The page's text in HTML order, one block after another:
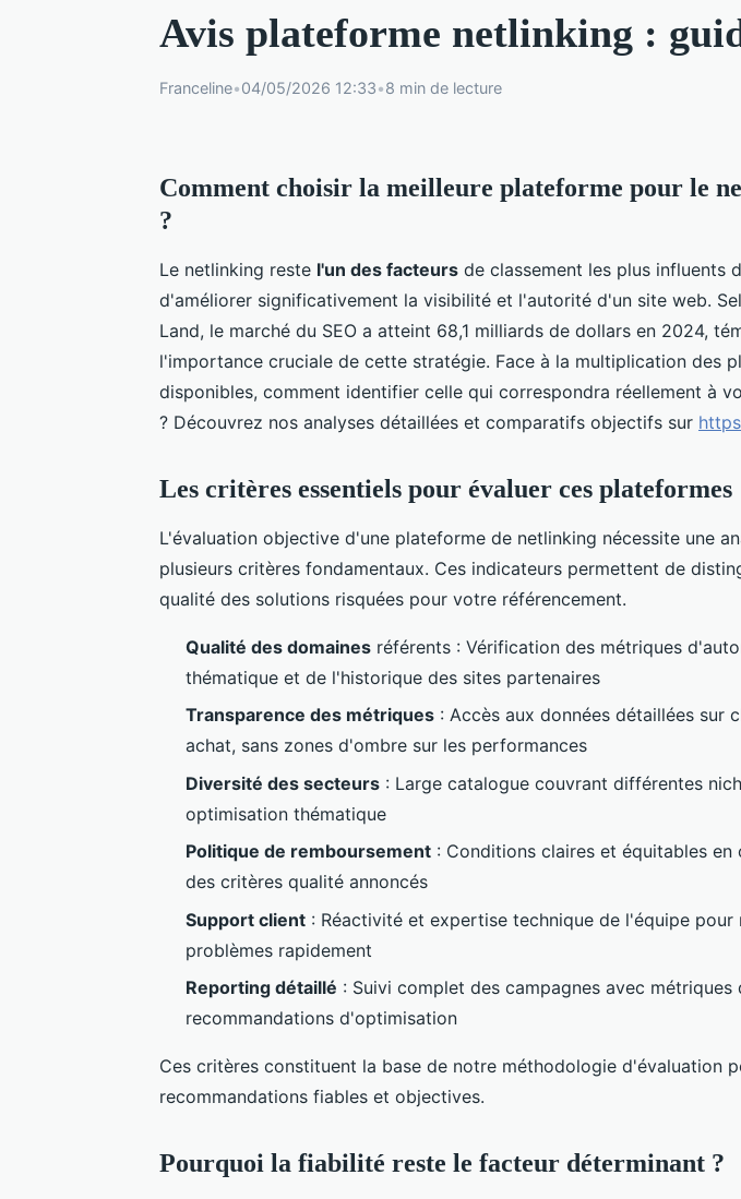
Avis plateforme netlinking :
Franceline•04/05/2026 12:33•8 min de lecture
Comment choisir la meilleure plateforme pour le
?
Le netlinking reste l'un des facteurs de classement les plus influents
d'améliorer significativement la visibilité et l'autorité d'un site web.
Land, le marché du SEO a atteint 68,1 milliards de dollars en 2024,
l'importance cruciale de cette stratégie. Face à la multiplication des
disponibles, comment identifier celle qui correspondra réellement à
? Découvrez nos analyses détaillées et comparatifs objectifs sur
Les critères essentiels pour évaluer ces plateformes
L'évaluation objective d'une plateforme de netlinking nécessite une
plusieurs critères fondamentaux. Ces indicateurs permettent de
qualité des solutions risquées pour votre référencement.
Qualité des domaines référents : Vérification des métriques
thématique et de l'historique des sites partenaires
Transparence des métriques : Accès aux données détaillées sur
achat, sans zones d'ombre sur les performances
Diversité des secteurs : Large catalogue couvrant différentes
optimisation thématique
Politique de remboursement : Conditions claires et équitables en
des critères qualité annoncés
Support client : Réactivité et expertise technique de l'équipe pour
problèmes rapidement
Reporting détaillé : Suivi complet des campagnes avec métriques
recommandations d'optimisation
Ces critères constituent la base de notre méthodologie d'évaluation
recommandations fiables et objectives.
Pourquoi la fiabilité reste le facteur déterminant ?